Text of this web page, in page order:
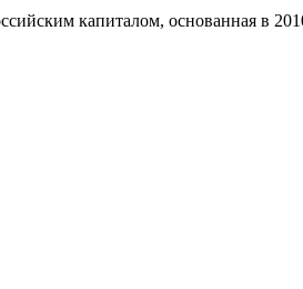
капиталом, основанная в